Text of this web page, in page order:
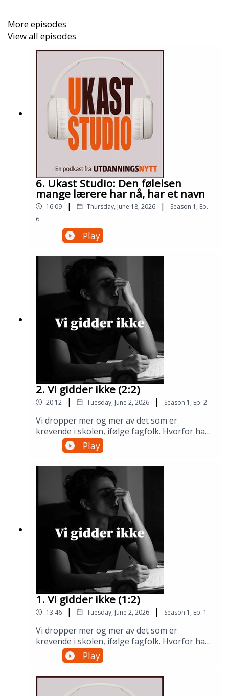
More episodes
View all episodes
6. Ukast Studio: Den følelsen
mange lærere har nå, har et navn
16:09 | Thursday, June 18, 2026 | Season 1 , Ep.
6
Play
2. Vi gidder ikke (2:2)
20:12 | Tuesday, June 2, 2026 | Season 1 , Ep. 2
Vi dropper mer og mer av det som er
krevende i skolen, ifølge fagfolk. Hvorfor har
det blitt sånn, og hva gjør det med hodet
Play
1. Vi gidder ikke (1:2)
13:46 | Tuesday, June 2, 2026 | Season 1 , Ep. 1
Vi dropper mer og mer av det som er
krevende i skolen, ifølge fagfolk. Hvorfor har
det blitt sånn, og hva gjør det med hodet
Play